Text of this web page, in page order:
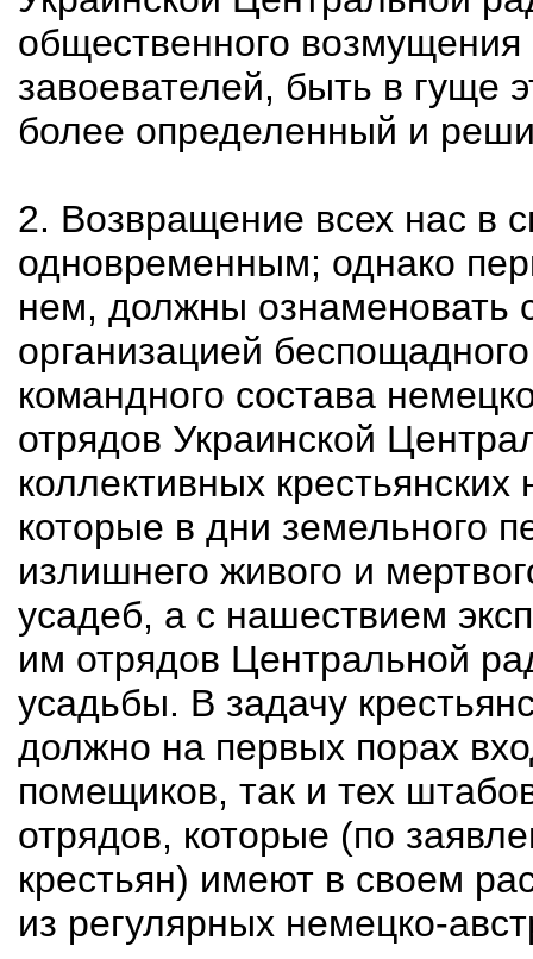
общественного
завоевателей, быть в гуще
более определенный и
2. Возвращение всех нас в
одновременным; однако
нем, должны ознаменовать
организацией
командного состава
отрядов Украинской
коллективных
которые в дни земельного
излишнего живого и
усадеб, а с нашествием
им отрядов Центральной
усадьбы. В задачу
должно на первых порах
помещиков, так и тех
отрядов, которые (по
крестьян) имеют в своем
из регулярных немецко-